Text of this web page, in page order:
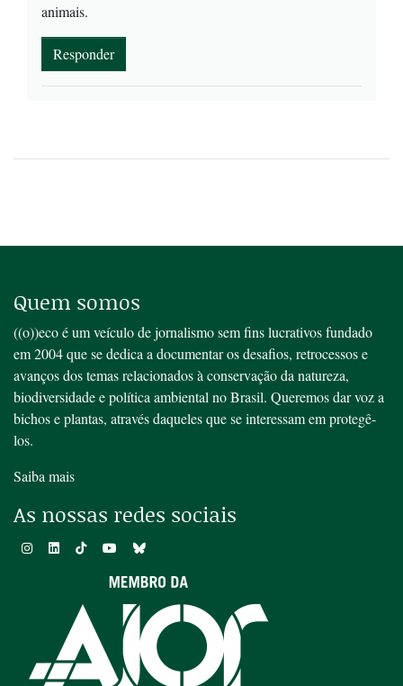
animais.
Responder
Quem somos
((o))eco é um veículo de jornalismo sem fins lucrativos fundado
em 2004 que se dedica a documentar os desafios, retrocessos e
avanços dos temas relacionados à conservação da natureza,
biodiversidade e política ambiental no Brasil. Queremos dar voz a
bichos e plantas, através daqueles que se interessam em protegê-
los.
Saiba mais
As nossas redes sociais